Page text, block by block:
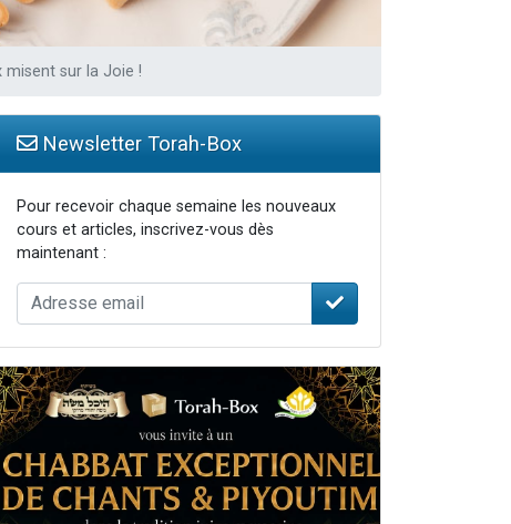
misent sur la Joie !
Newsletter Torah-Box
Pour recevoir chaque semaine les nouveaux
cours et articles, inscrivez-vous dès
maintenant :